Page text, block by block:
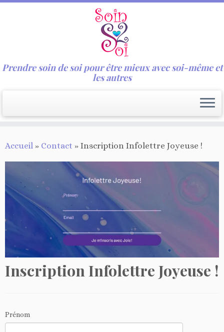
au
contenu
Prendre soin de soi pour être mieux avec soi-même et
les autres
Accueil » Contact » Inscription Infolettre Joyeuse !
Inscription Infolettre Joyeuse !
Prénom